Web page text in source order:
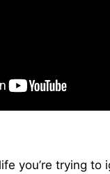
you’re trying to